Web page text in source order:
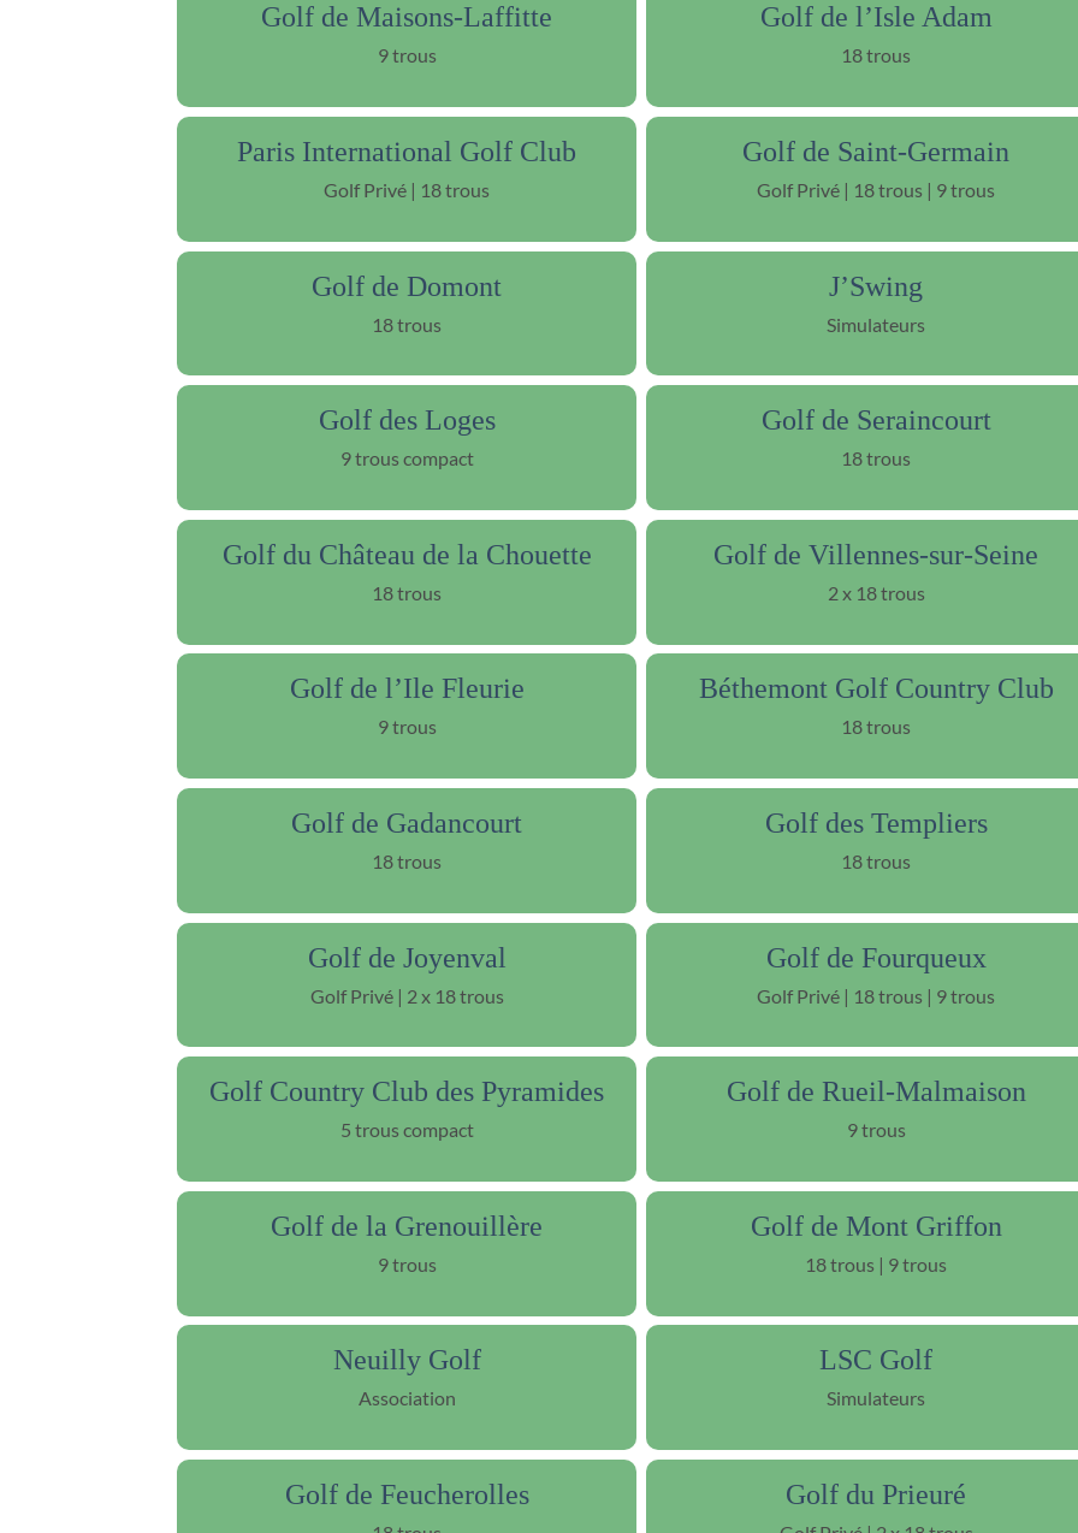
Golf de Maisons-Laffitte
9 trous
Golf de l’Isle Adam
18 trous
Paris International Golf Club
Golf Privé | 18 trous
Golf de Saint-Germain
Golf Privé | 18 trous | 9 trous
Golf de Domont
18 trous
J’Swing
Simulateurs
Golf des Loges
9 trous compact
Golf de Seraincourt
18 trous
Golf du Château de la Chouette
18 trous
Golf de Villennes-sur-Seine
2 x 18 trous
Golf de l’Ile Fleurie
9 trous
Béthemont Golf Country Club
18 trous
Golf de Gadancourt
18 trous
Golf des Templiers
18 trous
Golf de Joyenval
Golf Privé | 2 x 18 trous
Golf de Fourqueux
Golf Privé | 18 trous | 9 trous
Golf Country Club des Pyramides
5 trous compact
Golf de Rueil-Malmaison
9 trous
Golf de la Grenouillère
9 trous
Golf de Mont Griffon
18 trous | 9 trous
Neuilly Golf
Association
LSC Golf
Simulateurs
Golf de Feucherolles Golf du Prieuré